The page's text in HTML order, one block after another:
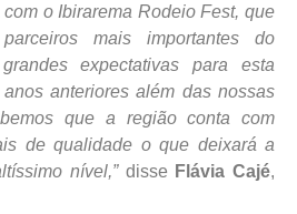
o Ibirarema Rodeio Fest, que
mais importantes do
expectativas para esta
anteriores além das nossas
que a região conta com
de qualidade o que deixará a
nível,”disse Flávia Cajé,